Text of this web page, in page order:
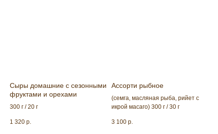
Сыры домашние с сезонными
фруктами и орехами
300 г / 20 г
1 320 р.
Ассорти рыбное
(семга, масляная рыба, рийет с
икрой масаго) 300 г / 30 г
3 100 р.